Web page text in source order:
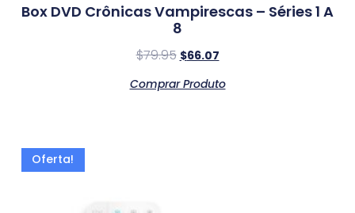
Box DVD Crônicas Vampirescas – Séries 1 A
8
$79.95 $66.07
Comprar Produto
Oferta!